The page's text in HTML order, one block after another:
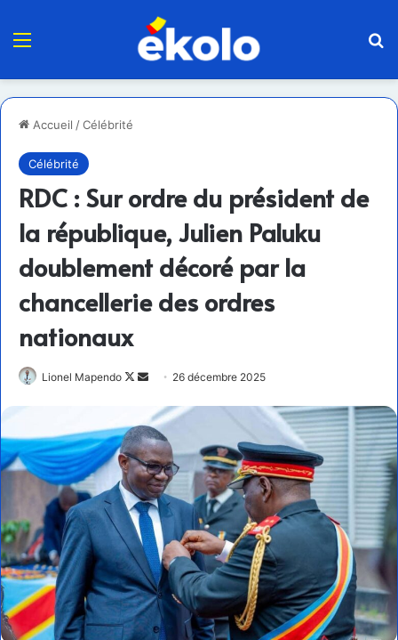
Menu
Accueil /Célébrité
Célébrité
RDC : Sur ordre du président de
la république, Julien Paluku
doublement décoré par la
chancellerie des ordres
nationaux
Lionel Mapendo
Follow
Envoyer
courriel
26 décembre 2025